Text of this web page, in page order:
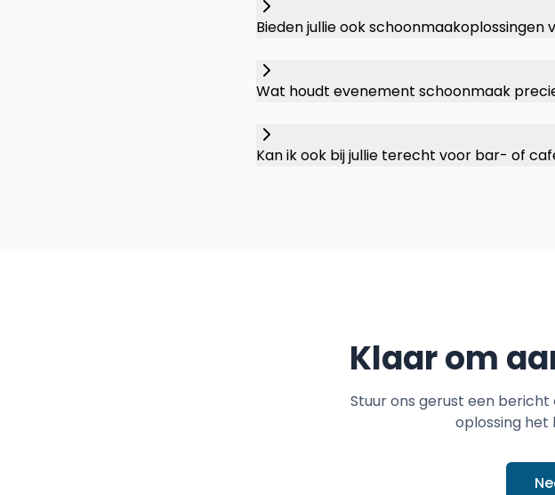
Bieden jullie ook
Wat houdt evenement schoonmaak
Kan ik ook bij jullie terecht voor bar- of
Klaar om
Stuur ons gerust een
oplossing het